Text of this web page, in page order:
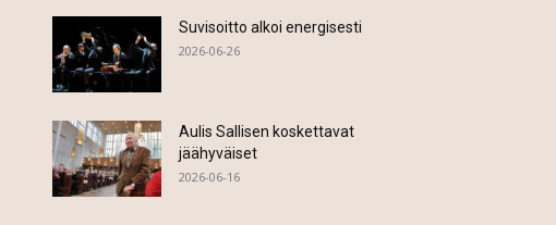
Suvisoitto alkoi energisesti
2026-06-26
Aulis Sallisen koskettavat
jäähyväiset
2026-06-16